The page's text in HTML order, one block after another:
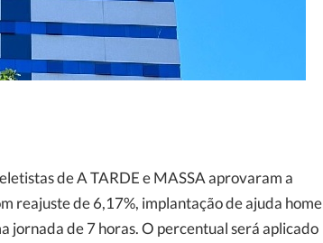
de A TARDE e MASSA aprovaram a
reajuste de 6,17%, implantação de ajuda home
jornada de 7 horas. O percentual será aplicado